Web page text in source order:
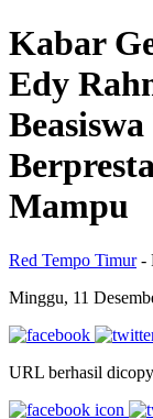
Kabar
Edy
Mampu
Red Tempo Timur -
Minggu, 11
URL berhasil dicopy